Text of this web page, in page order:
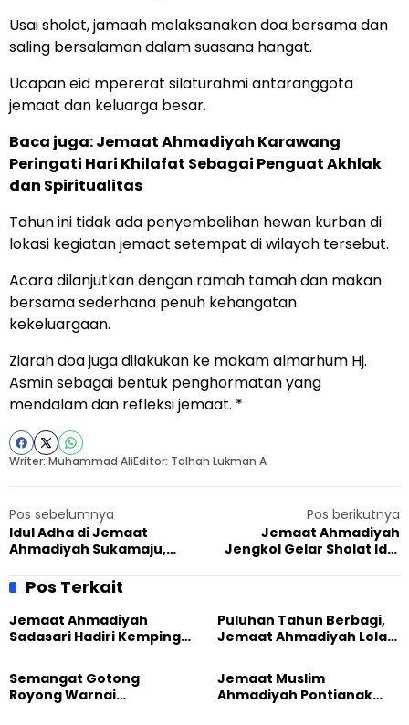
Usai sholat, jamaah melaksanakan doa bersama dan
saling bersalaman dalam suasana hangat.
Ucapan eid mpererat silaturahmi antaranggota
jemaat dan keluarga besar.
Baca juga: Jemaat Ahmadiyah Karawang
Peringati Hari Khilafat Sebagai Penguat Akhlak
dan Spiritualitas
Tahun ini tidak ada penyembelihan hewan kurban di
lokasi kegiatan jemaat setempat di wilayah tersebut.
Acara dilanjutkan dengan ramah tamah dan makan
bersama sederhana penuh kehangatan
kekeluargaan.
Ziarah doa juga dilakukan ke makam almarhum Hj.
Asmin sebagai bentuk penghormatan yang
mendalam dan refleksi jemaat. *
Writer: Muhammad AliEditor: Talhah Lukman A
Pos sebelumnya
Idul Adha di Jemaat
Ahmadiyah Sukamaju,
Pengorbanan Nabi Ibrahim
Pos berikutnya
Jemaat Ahmadiyah
Jengkol Gelar Sholat Idul
Penguatan Ketakwaan
Pos Terkait
Jemaat Ahmadiyah
Sadasari Hadiri Kemping
Puluhan Tahun Berbagi,
Jemaat Ahmadiyah Lolak
Sembako kepada Warga
Semangat Gotong
Royong Warnai
Jemaat Muslim
Ahmadiyah Pontianak